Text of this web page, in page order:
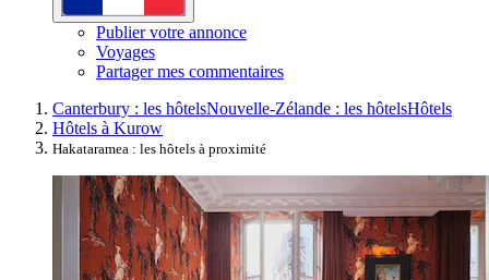
Publier votre annonce
Voyages
Partager mes commentaires
Canterbury : les hôtelsNouvelle-Zélande : les hôtelsHôtels
Hôtels à Kurow
Hakataramea : les hôtels à proximité